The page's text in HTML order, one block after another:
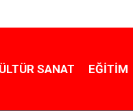
SANAT EĞITIM